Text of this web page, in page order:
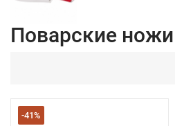
Поварские ножи
-41%